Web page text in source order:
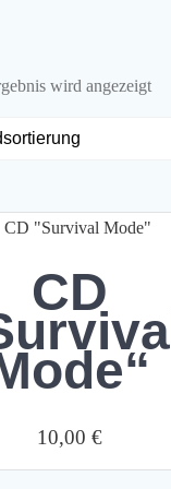
wird angezeigt
CD
10,00 €